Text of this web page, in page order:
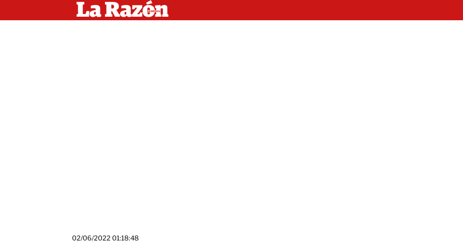
02/06/2022 01:18:48